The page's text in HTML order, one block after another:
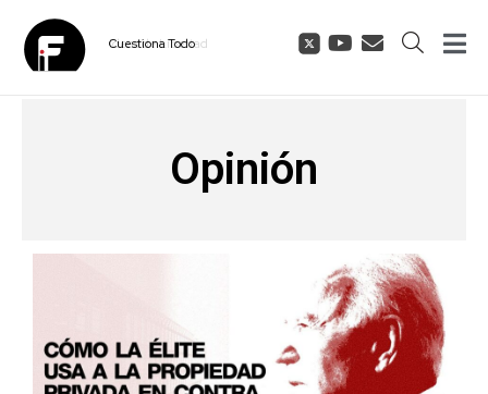
CuestionaTodo
Opinión